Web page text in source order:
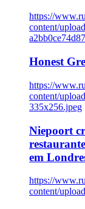
https://
content/
Honest
https://
content/
335x256.jpeg
Niepoort
em
https://
content/